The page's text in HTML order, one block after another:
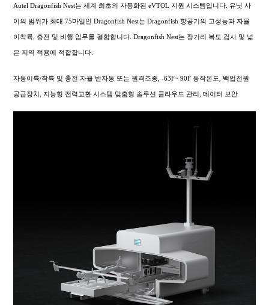
Autel Dragonfish Nest는 세계 최초의 자동화된 eVTOL 지원 시스템입니다. 유닛 사
이의 범위가 최대 75마일인 Dragonfish Nest는 Dragonfish 항공기의 고성능과 자율
이착륙, 충전 및 비행 임무를 결합합니다. Dragonfish Nest는 장거리 복도 검사 및 넓
은 지역 적용에 적합합니다.
자동이륙/착륙 및 충전 자율 반자동 또는 원격조종, -63F~ 90F 동작온도, 백업전원
공급장치, 지능형 전력교환 시스템 맞춤형 솔루션 클라우드 관리, 데이터 보안